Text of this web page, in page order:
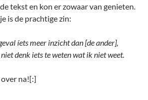
tekst en kon er zowaar van genieten.
is de prachtige zin:
íets meer inzicht dan [de ander],
denk iets te weten wat ik niet weet.
na![:]